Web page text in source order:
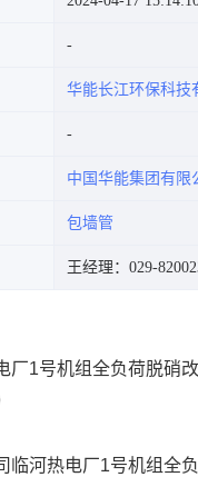
华能长江环保科技
中国华能集团有限
包墙管
王经理：029-
厂1号机组全负荷脱硝
临河热电厂1号机组全